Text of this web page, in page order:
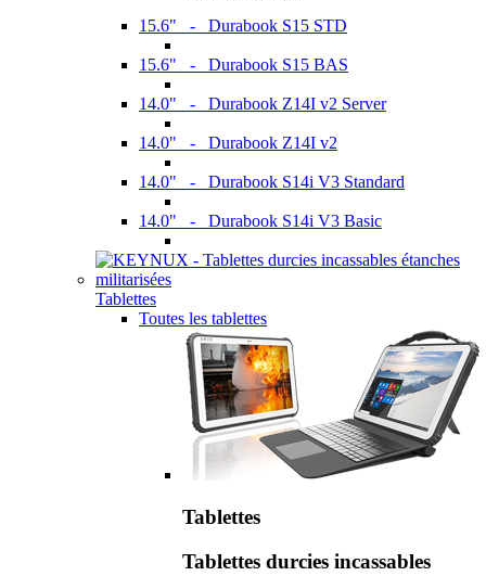
15.6" - Durabook S15 STD
15.6" - Durabook S15 BAS
14.0" - Durabook Z14I v2 Server
14.0" - Durabook Z14I v2
14.0" - Durabook S14i V3 Standard
14.0" - Durabook S14i V3 Basic
Tablettes
Toutes les tablettes
Tablettes
Tablettes durcies incassables